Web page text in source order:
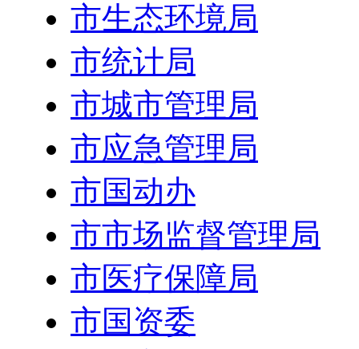
市生态环境局
市统计局
市城市管理局
市应急管理局
市国动办
市市场监督管理局
市医疗保障局
市国资委